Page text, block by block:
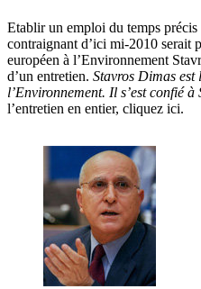
Etablir un emploi du temps
contraignant d’ici mi-2010 serait
européen à l’Environnement
d’un entretien. Stavros Dimas est
l’Environnement. Il s’est confié
l’entretien en entier, cliquez ici.